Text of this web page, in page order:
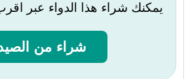
يمكنك شراء هذا الدواء عبر
شراء من